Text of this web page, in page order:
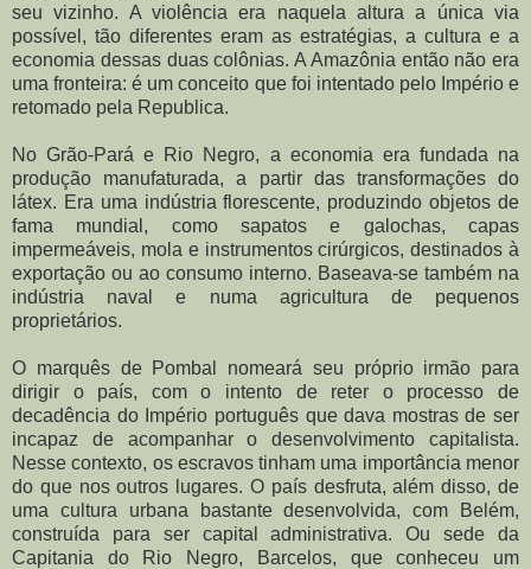
seu vizinho. A violência era naquela altura a única via
possível, tão diferentes eram as estratégias, a cultura e a
economia dessas duas colônias. A Amazônia então não era
uma fronteira: é um conceito que foi intentado pelo Império e
retomado pela Republica.
No Grão-Pará e Rio Negro, a economia era fundada na
produção manufaturada, a partir das transformações do
látex. Era uma indústria florescente, produzindo objetos de
fama mundial, como sapatos e galochas, capas
impermeáveis, mola e instrumentos cirúrgicos, destinados à
exportação ou ao consumo interno. Baseava-se também na
indústria naval e numa agricultura de pequenos
proprietários.
O marquês de Pombal nomeará seu próprio irmão para
dirigir o país, com o intento de reter o processo de
decadência do Império português que dava mostras de ser
incapaz de acompanhar o desenvolvimento capitalista.
Nesse contexto, os escravos tinham uma importância menor
do que nos outros lugares. O país desfruta, além disso, de
uma cultura urbana bastante desenvolvida, com Belém,
construída para ser capital administrativa. Ou sede da
Capitania do Rio Negro, Barcelos, que conheceu um